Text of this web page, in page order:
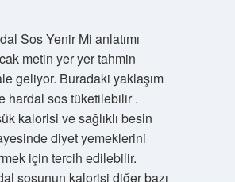
Sos Yenir Mi anlatımı
metin yer yer tahmin
geliyor. Buradaki yaklaşım
hardal sos tüketilebilir .
kalorisi ve sağlıklı besin
diyet yemeklerini
için tercih edilebilir.
sosunun kalorisi diğer bazı